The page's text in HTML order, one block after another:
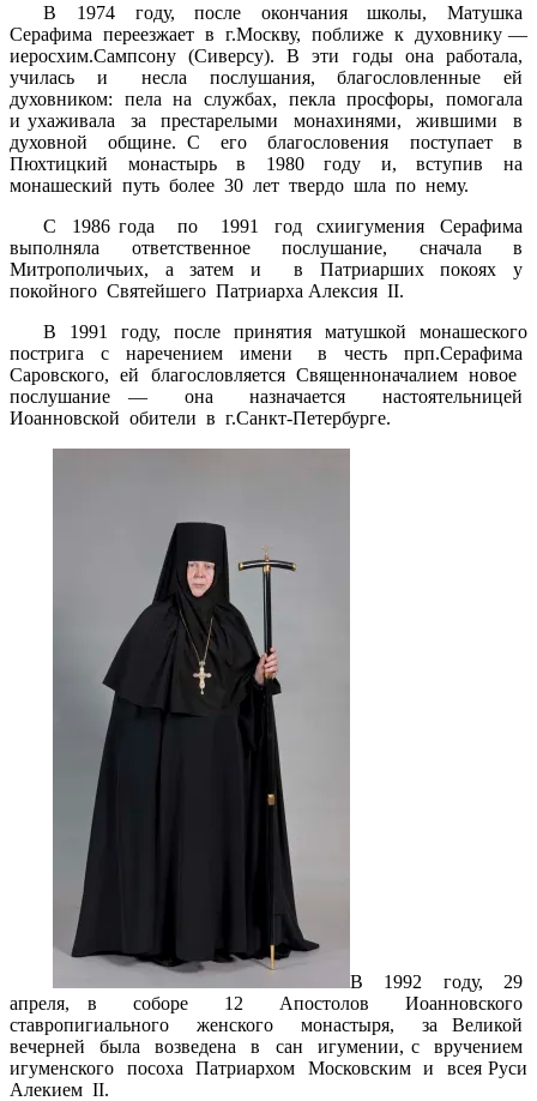
В 1974 году, после окончания школы, Матушка
Серафима переезжает в г.Москву, поближе к духовнику —
иеросхим.Сампсону (Сиверсу). В эти годы она работала,
училась и несла послушания, благословленные ей
духовником: пела на службах, пекла просфоры, помогала
и ухаживала за престарелыми монахинями, жившими в
духовной общине. С его благословения поступает в
Пюхтицкий монастырь в 1980 году и, вступив на
монашеский путь более 30 лет твердо шла по нему.
С 1986 года по 1991 год схиигумения Серафима
выполняла ответственное послушание, сначала в
Митрополичьих, а затем и в Патриарших покоях у
покойного Святейшего Патриарха Алексия II.
В 1991 году, после принятия матушкой монашеского
пострига с наречением имени в честь прп.Серафима
Саровского, ей благословляется Священноначалием новое
послушание — она назначается настоятельницей
Иоанновской обители в г.Санкт-Петербурге.
В 1992 году, 29
апреля, в соборе 12 Апостолов Иоанновского
ставропигиального женского монастыря, за Великой
вечерней была возведена в сан игумении, с вручением
игуменского посоха Патриархом Московским и всея Руси
Алекием II.